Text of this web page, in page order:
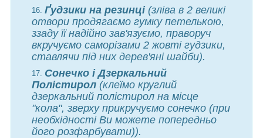
Ґудзики на резинці(зліва в 2 великі
отвори продягаємо гумку петелькою,
ззаду її надійно зав'язуємо, праворуч
вкручуємо саморізами 2 жовті гудзики,
ставлячи під них дерев'яні шайби).
Сонечко і Дзеркальний
Полістирол (клеїмо круглий
дзеркальний полістирол на місце
"кола", зверху прикручуємо сонечко (при
необхідності Ви можете попередньо
його розфарбувати)).